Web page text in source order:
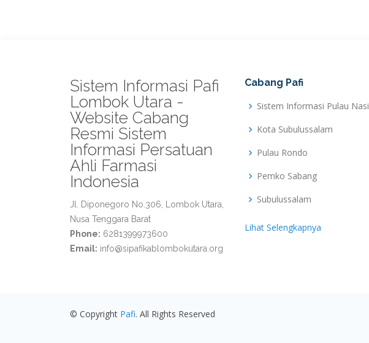
Sistem Informasi Pafi
Lombok Utara -
Website Cabang
Resmi Sistem
Informasi Persatuan
Ahli Farmasi
Indonesia
Jl. Diponegoro No.306, Lombok Utara,
Nusa Tenggara Barat
Phone: 6281399973600
Email: info@sipafikablombokutara.org
Cabang Pafi
Sistem Informasi Pulau Nasi
Kota Subulussalam
Pulau Rondo
Pemko Sabang
Subulussalam
Lihat Selengkapnya
© Copyright Pafi. All Rights Reserved